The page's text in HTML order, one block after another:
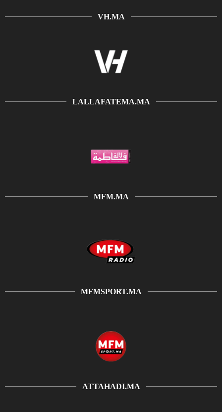
VH.MA
LALLAFATEMA.MA
MFM.MA
MFMSPORT.MA
ATTAHADI.MA